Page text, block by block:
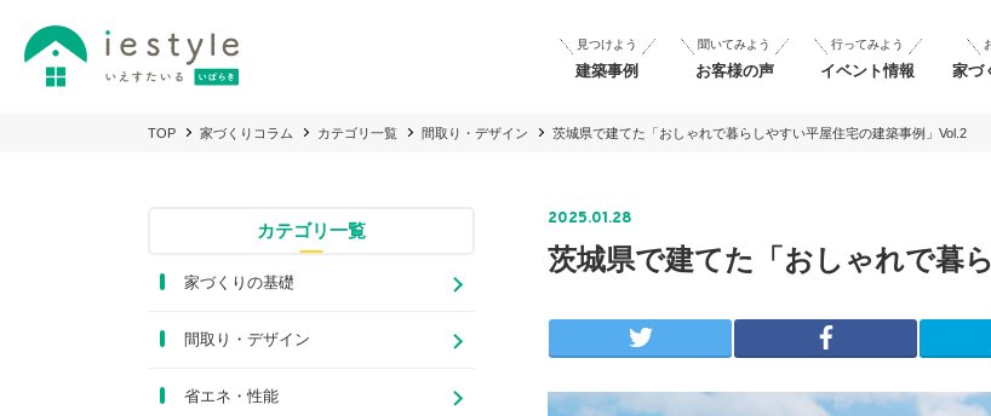
見つけよう
建築事例
聞いてみよう
お客様の声
行ってみよう
イベント情報 家づ
TOP 家づくりコラム カテゴリ一覧 間取り・デザイン 茨城県で建てた「おしゃれで暮らしやすい平屋住宅の建築事例」Vol.2
2025.01.28
茨城県で建てた「おしゃれで暮
カテゴリ一覧
家づくりの基礎
間取り・デザイン
省エネ・性能